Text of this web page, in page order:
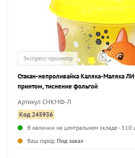
Экспресс-просмотр
Стакан-непроливайка Каляка-Маляка
принтом, тиснение фольгой
Артикул СНКМФ-Л
Код 245936
В наличии на центральном складе - 310
Ваш город: Под заказ